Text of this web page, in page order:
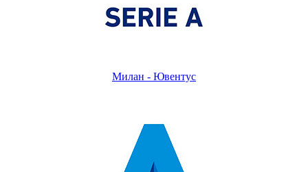
Милан - Ювентус